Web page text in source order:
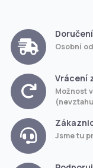
Doručení
Osobní
Vrácení
Možnost
Jsme tu